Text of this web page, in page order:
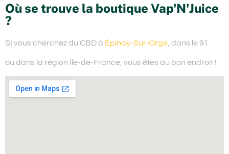
Où se trouve la boutique Vap'N'Juice
?
SI vous cherchez du CBD à Épinay-Sur-Orge , dans le 91
ou dans la région Île-de-France, vous êtes au bon endroit !